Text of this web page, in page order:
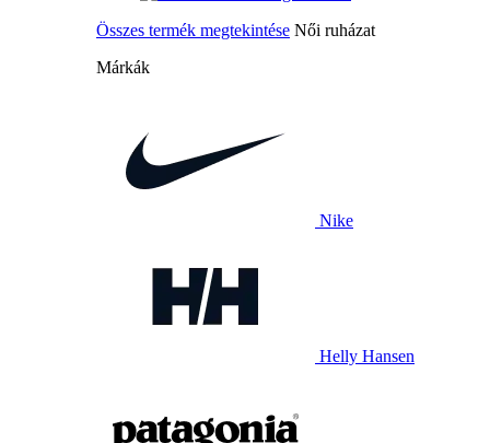
Összes termék megtekintése Női ruházat
Márkák
Nike
Helly Hansen